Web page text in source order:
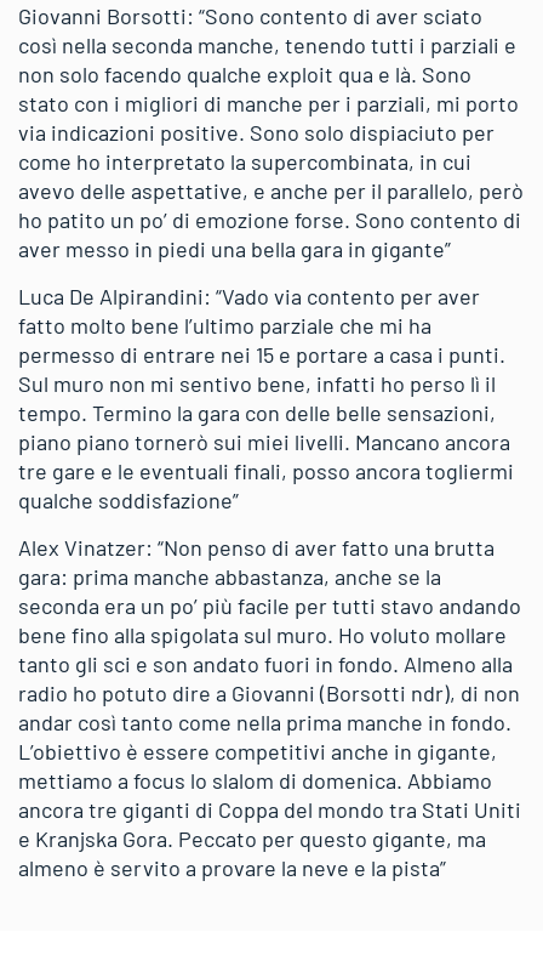
Giovanni Borsotti: “Sono contento di aver sciato
così nella seconda manche, tenendo tutti i parziali e
non solo facendo qualche exploit qua e là. Sono
stato con i migliori di manche per i parziali, mi porto
via indicazioni positive. Sono solo dispiaciuto per
come ho interpretato la supercombinata, in cui
avevo delle aspettative, e anche per il parallelo, però
ho patito un po’ di emozione forse. Sono contento di
aver messo in piedi una bella gara in gigante”
Luca De Alpirandini: “Vado via contento per aver
fatto molto bene l’ultimo parziale che mi ha
permesso di entrare nei 15 e portare a casa i punti.
Sul muro non mi sentivo bene, infatti ho perso lì il
tempo. Termino la gara con delle belle sensazioni,
piano piano tornerò sui miei livelli. Mancano ancora
tre gare e le eventuali finali, posso ancora togliermi
qualche soddisfazione”
Alex Vinatzer: “Non penso di aver fatto una brutta
gara: prima manche abbastanza, anche se la
seconda era un po’ più facile per tutti stavo andando
bene fino alla spigolata sul muro. Ho voluto mollare
tanto gli sci e son andato fuori in fondo. Almeno alla
radio ho potuto dire a Giovanni (Borsotti ndr), di non
andar così tanto come nella prima manche in fondo.
L’obiettivo è essere competitivi anche in gigante,
mettiamo a focus lo slalom di domenica. Abbiamo
ancora tre giganti di Coppa del mondo tra Stati Uniti
e Kranjska Gora. Peccato per questo gigante, ma
almeno è servito a provare la neve e la pista”